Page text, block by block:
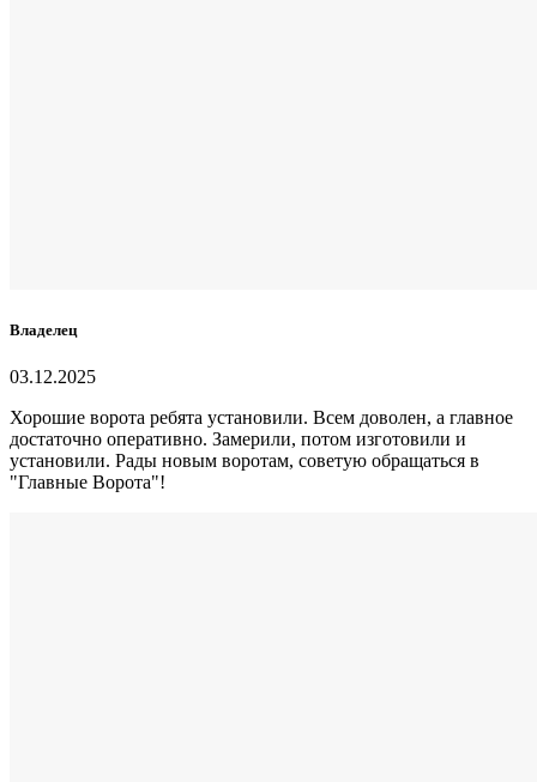
Владелец
03.12.2025
Хорошие ворота ребята установили. Всем доволен, а главное
достаточно оперативно. Замерили, потом изготовили и
установили. Рады новым воротам, советую обращаться в
"Главные Ворота"!